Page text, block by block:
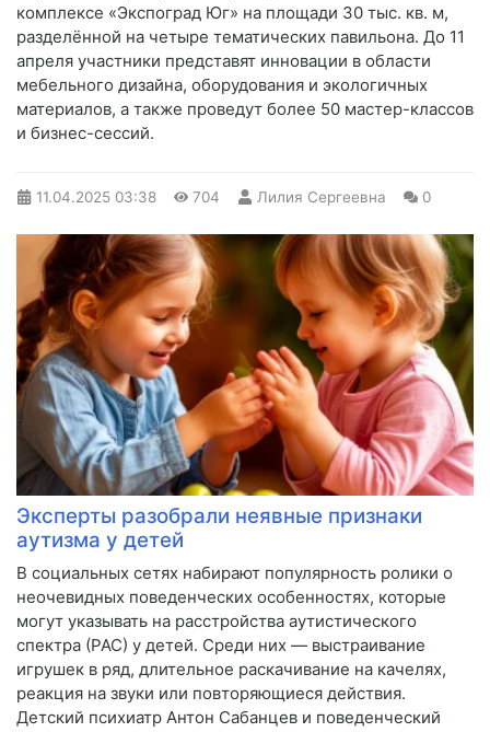
комплексе «Экспоград Юг» на площади 30 тыс. кв. м,
разделённой на четыре тематических павильона. До 11
апреля участники представят инновации в области
мебельного дизайна, оборудования и экологичных
материалов, а также проведут более 50 мастер-классов
и бизнес-сессий.
11.04.2025 03:38 704 Лилия Сергеевна 0
Эксперты разобрали неявные признаки
аутизма у детей
В социальных сетях набирают популярность ролики о
неочевидных поведенческих особенностях, которые
могут указывать на расстройства аутистического
спектра (РАС) у детей. Среди них — выстраивание
игрушек в ряд, длительное раскачивание на качелях,
реакция на звуки или повторяющиеся действия.
Детский психиатр Антон Сабанцев и поведенческий